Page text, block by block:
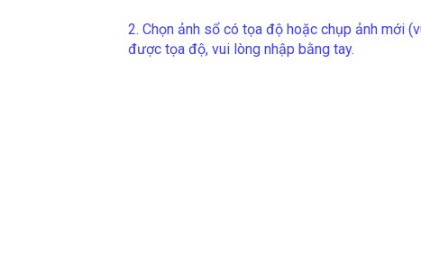
2. Chọn ảnh sổ có tọa độ hoặc chụp ảnh mới
được tọa độ, vui lòng nhập bằng tay.